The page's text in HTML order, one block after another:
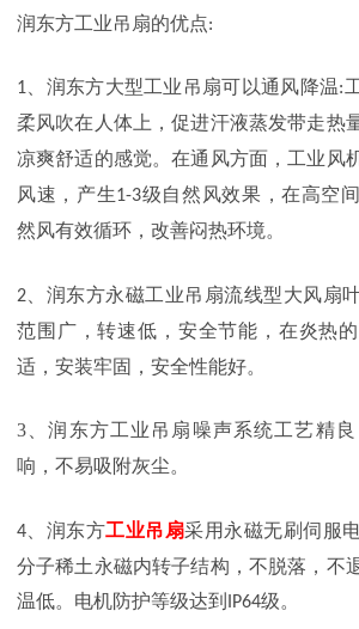
润东方工业吊扇的优点:
1、 润东方大型工业 吊扇可以通风降温:
柔风吹在人体上，促进汗液蒸发带走热
凉爽舒适的感觉。在通风方面，工业风
风速，产生1-3级自然风效果，在高空
然风有效循环，改善闷热环境。
2、 润东方永磁工业吊 扇流线型大风扇
范围广，转速低，安全节能，在炎热
适，安装牢固，安全性能好。
3、润东方工业 吊扇 噪声系统工艺精
响，不易吸附灰尘。
4、 润东方工业吊扇采用永磁无刷伺服
分子稀土永磁内转子结构，不脱落，不
温低。 电机防护等级达到 IP64级。